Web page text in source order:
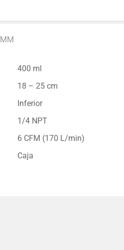
400 ml
18 – 25 cm
Inferior
1/4 NPT
6 CFM (170 L/min)
Caja